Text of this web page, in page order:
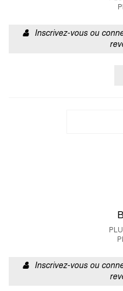
Inscrivez-vous ou
Inscrivez-vous ou